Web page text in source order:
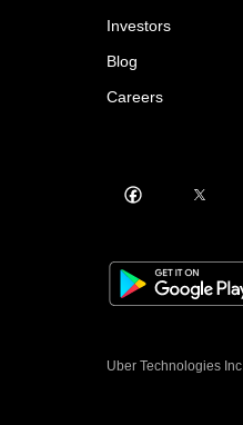
Investors
Blog
Careers
Uber Technologies Inc.